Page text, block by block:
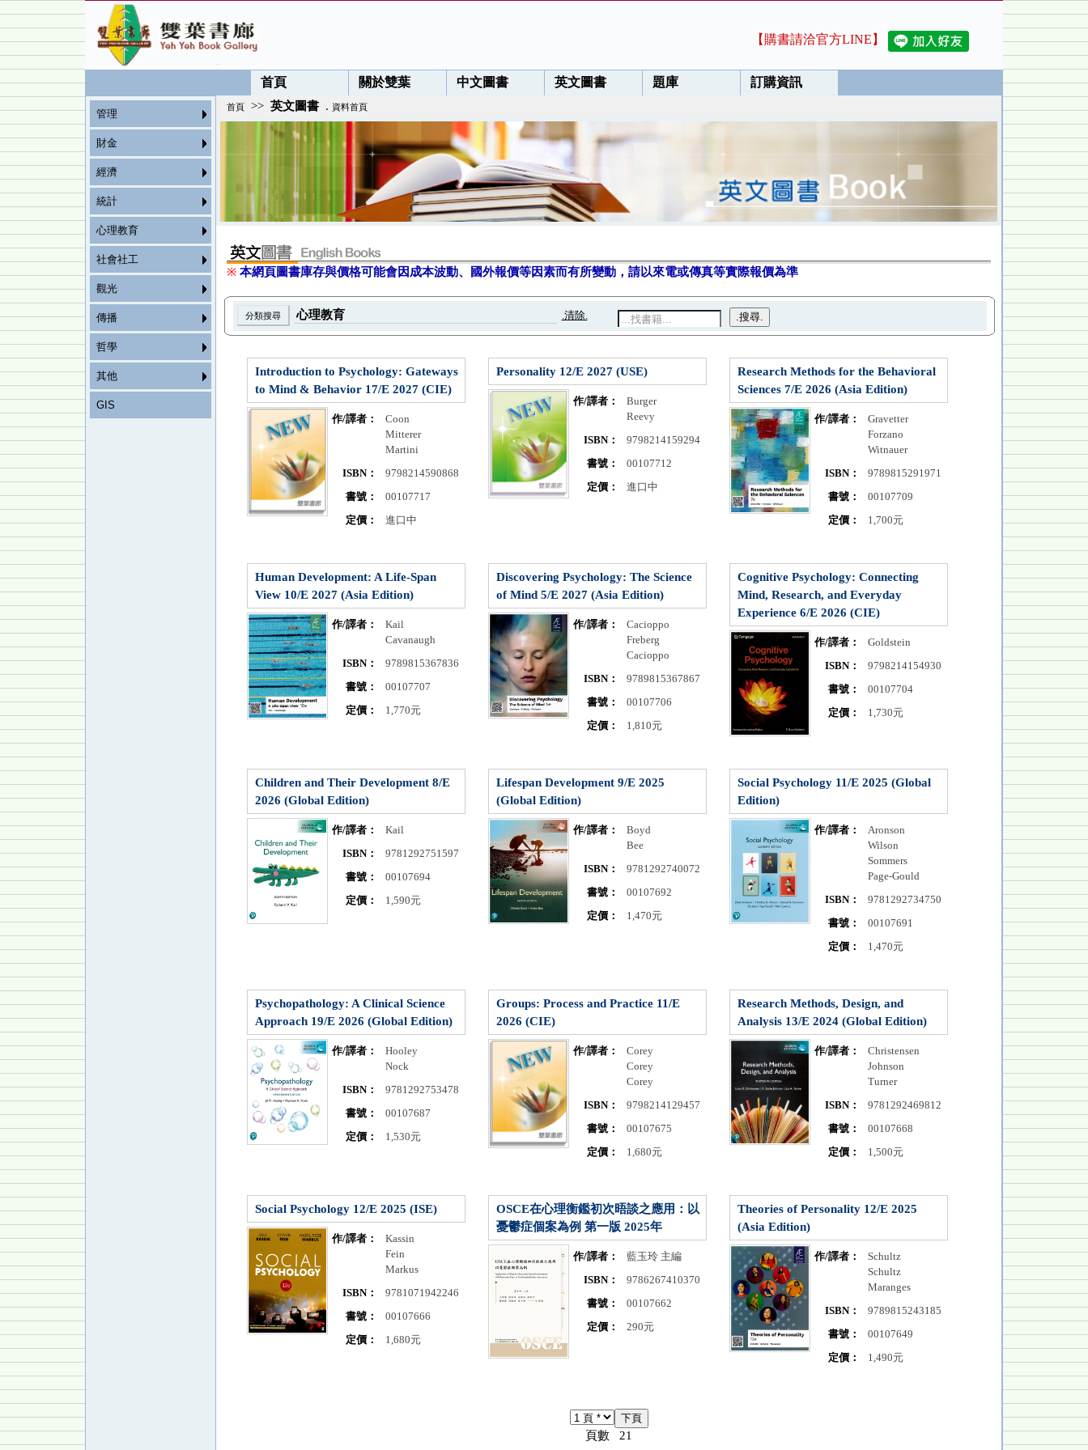
【購書請洽官方LINE】
首頁 關於雙葉 中文圖書 英文圖書 題庫 訂購資訊
管理
財金
經濟
統計
心理教育
社會社工
觀光
傳播
哲學
其他
GIS
首頁 >> 英文圖書 . 資料首頁
※ 本網頁圖書庫存與價格可能會因成本波動、國外報價等因素而有所變動，請以來電或傳真等實際報價為準
.清除.
Introduction to Psychology: Gateways
to Mind & Behavior 17/E 2027 (CIE)
作/譯者：
Coon
Mitterer
Martini
ISBN：
9798214590868
書號：
00107717
定價：
進口中
Personality 12/E 2027 (USE)
作/譯者：
Burger
Reevy
ISBN：
9798214159294
書號：
00107712
定價：
進口中
Research Methods for the Behavioral
Sciences 7/E 2026 (Asia Edition)
作/譯者：
Gravetter
Forzano
Witnauer
ISBN：
9789815291971
書號：
00107709
定價：
1,700元
Human Development: A Life-Span
View 10/E 2027 (Asia Edition)
作/譯者：
Kail
Cavanaugh
ISBN：
9789815367836
書號：
00107707
定價：
1,770元
Discovering Psychology: The Science
of Mind 5/E 2027 (Asia Edition)
作/譯者：
Cacioppo
Freberg
Cacioppo
ISBN：
9789815367867
書號：
00107706
定價：
1,810元
Cognitive Psychology: Connecting
Mind, Research, and Everyday
Experience 6/E 2026 (CIE)
作/譯者：
Goldstein
ISBN：
9798214154930
書號：
00107704
定價：
1,730元
Children and Their Development 8/E
2026 (Global Edition)
作/譯者：
Kail
ISBN：
9781292751597
書號：
00107694
定價：
1,590元
Lifespan Development 9/E 2025
(Global Edition)
作/譯者：
Boyd
Bee
ISBN：
9781292740072
書號：
00107692
定價：
1,470元
Social Psychology 11/E 2025 (Global
Edition)
作/譯者：
Aronson
Wilson
Sommers
Page-Gould
ISBN：
9781292734750
書號：
00107691
定價：
1,470元
Psychopathology: A Clinical Science
Approach 19/E 2026 (Global Edition)
作/譯者：
Hooley
Nock
ISBN：
9781292753478
書號：
00107687
定價：
1,530元
Groups: Process and Practice 11/E
2026 (CIE)
作/譯者：
Corey
Corey
Corey
ISBN：
9798214129457
書號：
00107675
定價：
1,680元
Research Methods, Design, and
Analysis 13/E 2024 (Global Edition)
作/譯者：
Christensen
Johnson
Turner
ISBN：
9781292469812
書號：
00107668
定價：
1,500元
Social Psychology 12/E 2025 (ISE)
作/譯者：
Kassin
Fein
Markus
ISBN：
9781071942246
書號：
00107666
定價：
1,680元
OSCE在心理衡鑑初次晤談之應用：以
憂鬱症個案為例 第一版 2025年
作/譯者：
藍玉玲 主編
ISBN：
9786267410370
書號：
00107662
定價：
290元
Theories of Personality 12/E 2025
(Asia Edition)
作/譯者：
Schultz
Schultz
Maranges
ISBN：
9789815243185
書號：
00107649
定價：
1,490元
頁數 21